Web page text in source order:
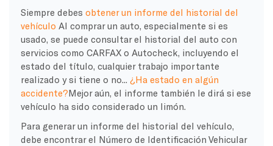
Siempre debes obtener un informe del historial del
vehículo Al comprar un auto, especialmente si es
usado, se puede consultar el historial del auto con
servicios como CARFAX o Autocheck, incluyendo el
estado del título, cualquier trabajo importante
realizado y si tiene o no... ¿Ha estado en algún
accidente?Mejor aún, el informe también le dirá si ese
vehículo ha sido considerado un limón.
Para generar un informe del historial del vehículo,
debe encontrar el Número de Identificación Vehicular